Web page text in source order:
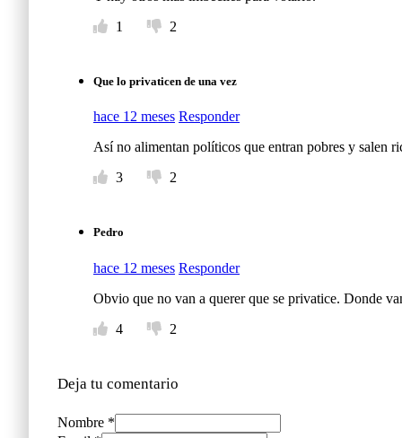
1
2
Que lo privaticen de una vez
hace 12 meses Responder
Así no alimentan políticos que entran pobres y salen
3
2
Pedro
hace 12 meses Responder
Obvio que no van a querer que se privatice. Donde
4
2
Deja tu comentario
Nombre *